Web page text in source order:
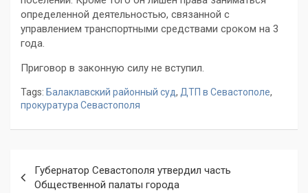
определенной деятельностью, связанной с
управлением транспортными средствами сроком на 3
года.
Приговор в законную силу не вступил.
Tags: Балаклавский районный суд, ДТП в Севастополе,
прокуратура Севастополя
по
Губернатор Севастополя утвердил часть
Общественной палаты города